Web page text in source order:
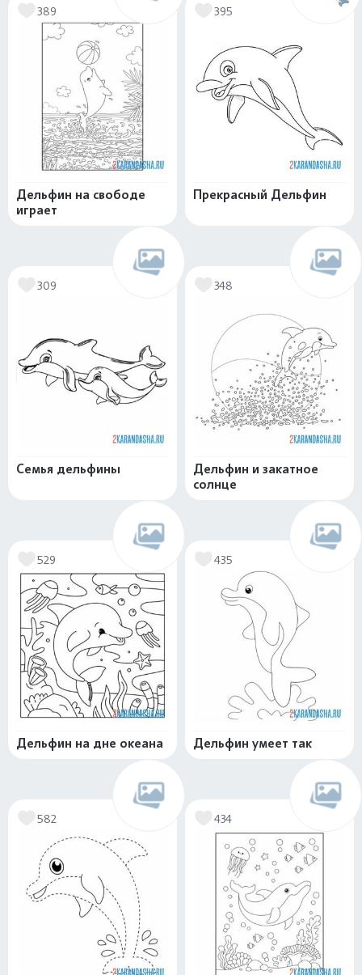
389
Дельфин на свободе
играет
395
Прекрасный Дельфин
309
Семья дельфины
348
Дельфин и закатное
солнце
529
Дельфин на дне океана
435
Дельфин умеет так
582 434